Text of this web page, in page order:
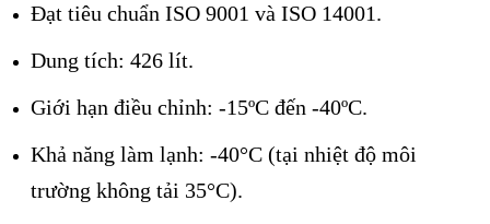
Đạt tiêu chuẩn ISO 9001 và ISO 14001.
Dung tích: 426 lít.
Giới hạn điều chỉnh: -15ºC đến -40ºC.
Khả năng làm lạnh: -40°C (tại nhiệt độ môi
trường không tải 35°C).